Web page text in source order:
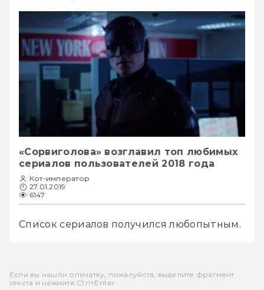
«Сорвиголова» возглавил топ любимых
сериалов пользователей 2018 года
Кот-император
27.01.2019
6147
Список сериалов получился любопытным.
Если вы нашли опечатку, пожалуйста, выделите фрагмент
текста и нажмите Ctrl+Enter.